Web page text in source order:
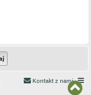
N
Kontakt z nami